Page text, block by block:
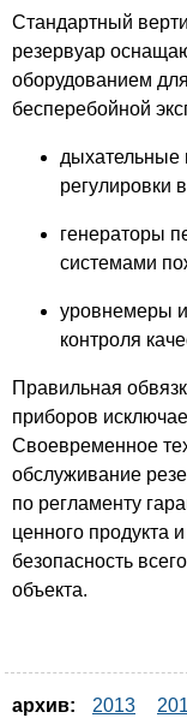
Стандартный
резервуар
оборудованием
бесперебойной
дыхательные
регулировки
генераторы
системами
уровнемеры
контроля
Правильная
приборов
Своевременное
обслуживание
по регламенту
ценного продукта
безопасность
объекта.
архив: 2013